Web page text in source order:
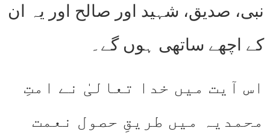
نبی، صدیق، شہید اور صالح اور یہ ان
کے اچھے ساتھی ہوں گے۔
اس آیت میں خدا تعالیٰ نے امتِ
محمدیہ میں طریقِ حصول نعمت